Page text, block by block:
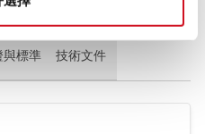
與標準 技術文件